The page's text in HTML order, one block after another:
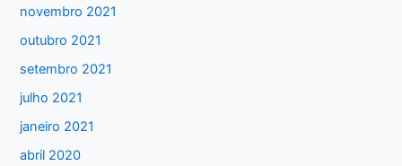
:novembro 2021
outubro 2021
setembro 2021
julho 2021
janeiro 2021
abril 2020